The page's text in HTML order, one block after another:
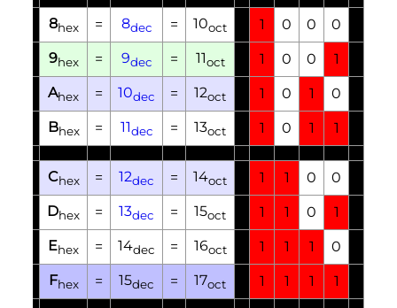
8hex = 8dec = 10oct 1 0 0
0
9hex = 9dec = 11oct 1 0 0
1
Ahex = 10dec = 12oct 1 0 1
0
Bhex = 11dec = 13oct 1 0 1 1
Chex = 12dec = 14oct 1 1 0
0
Dhex = 13dec = 15oct 1 1 0
1
Ehex = 14dec = 16oct 1 1 1
0
Fhex = 15dec = 17oct 1 1 1 1